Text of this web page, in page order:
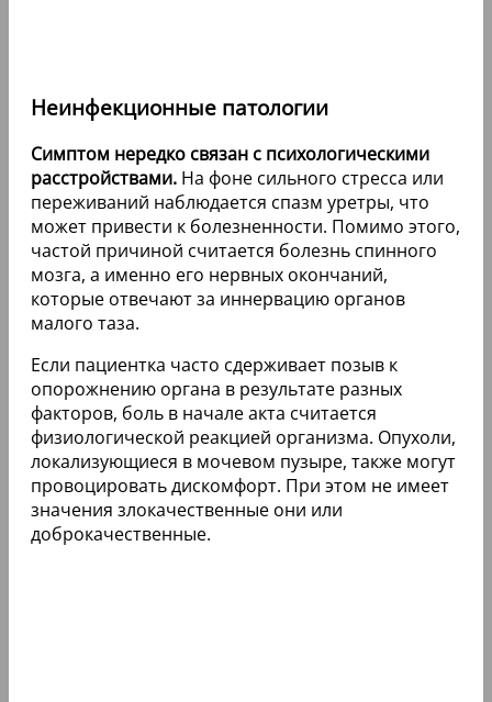
Неинфекционные патологии
Симптом нередко связан с психологическими
расстройствами. На фоне сильного стресса или
переживаний наблюдается спазм уретры, что
может привести к болезненности. Помимо этого,
частой причиной считается болезнь спинного
мозга, а именно его нервных окончаний,
которые отвечают за иннервацию органов
малого таза.
Если пациентка часто сдерживает позыв к
опорожнению органа в результате разных
факторов, боль в начале акта считается
физиологической реакцией организма. Опухоли,
локализующиеся в мочевом пузыре, также могут
провоцировать дискомфорт. При этом не имеет
значения злокачественные они или
доброкачественные.